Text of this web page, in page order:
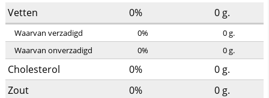
Vetten 0% 0 g.
Waarvan verzadigd 0% 0g.
Waarvan onverzadigd
0% 0g.
Cholesterol 0% 0 g.
Zout
0% 0 g.